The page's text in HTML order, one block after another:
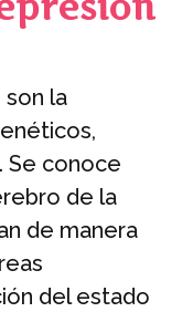
son la
Se conoce
de la
de manera
del estado